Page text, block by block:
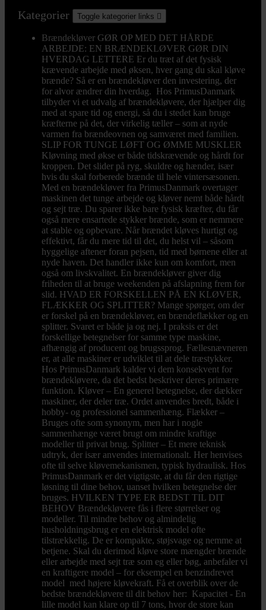
Kategorier Toggle kategorier links 
Brændekløver GØR OP MED DET HÅRDE
ARBEJDE: EN BRÆNDEKLØVER GØR DIN
HVERDAG LETTERE Er du træt af det fysisk
krævende arbejde med øksen, hver gang du skal kløve
brænde? Så er en brændekløver den investering, der
for alvor ændrer din hverdag. Hos PrimusDanmark
tilbyder vi et udvalg af brændekløvere, der hjælper dig
med at spare tid og energi, så du i stedet kan bruge
kræfterne på det, der virkelig tæller – som at nyde
varmen fra brændeovnen og samværet med familien.
SLIP FOR TUNGE LØFT OG ØMME MUSKLER
Kløvning med økse er både tidskrævende og hårdt for
kroppen. Det slider på ryg, skuldre og hænder, især
hvis du skal forberede brænde til hele vintersæsonen.
Med en brændekløver fra PrimusDanmark overtager
maskinen det tunge arbejde og kløver nemt både hårdt
og sejt træ. Du sparer ikke bare fysisk kræfter, du får
også mere ensartede stykker brænde, som er nemmere
at stable og opbevare. Når brændet kløves hurtigt og
effektivt, får du mere tid til det, du helst vil – såsom
hyggelige aftener foran pejsen, tid med børnene eller at
nyde haven. Det handler ikke kun om komfort, men
også om livskvalitet. En brændekløver giver dig
friheden til at bruge weekenden på afslapning frem for
slid. HVAD ER FORSKELLEN PÅ EN KLØVER,
FLÆKKER OG SPLITTER? Mange spørger, om der
er forskel på en brændekløver, en brændeflækker og en
splitter. Svaret er både ja og nej. I praksis er det
forskellige betegnelser for samme type maskine,
afhængig af producent og brugssprog. Fællesnævneren
er, at alle maskiner er udviklet til at dele træstykker.
Hos PrimusDanmark kalder vi dem konsekvent for
brændekløvere, da det bedst beskriver deres primære
funktion. Kløver – En generel betegnelse, der dækker
maskiner, der deler træ. Ordet anvendes bredt, både i
hobby- og professionel sammenhæng. Flækker –
Bruges ofte som synonym, men har i nogle
sammenhænge været brugt om mindre kraftige
modeller til privat brug. Splitter – Et mere teknisk
udtryk, der især anvendes internationalt. Her henvises
ofte til selve kløvemekanismen, typisk hydraulisk. Hos
PrimusDanmark er det vigtigste, at du får den rigtige
løsning til dine behov, uanset hvilken betegnelse der
bruges. HVILKEN TYPE ER BEDST TIL DIT
BEHOV Brændekløvere fås i flere størrelser og
modeller. Til mindre behov og almindelig
husholdningsbrug er en elektrisk model ofte
tilstrækkelig. De er kompakte, støjsvage og nemme at
betjene. Skal du derimod kløve store mængder brænde
eller arbejde med sejt træ som eg eller bøg, anbefaler vi
en kraftigere model – for eksempel en benzindrevet
model med højere kløvekraft. Få et overblik over de
bedste brændekløvere til dit behov her: Kapacitet - En
lille model kan klare op til 7 tons, hvor de store kan